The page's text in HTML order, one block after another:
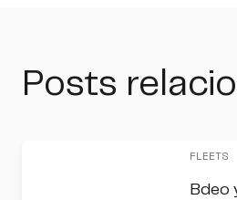
Posts
FLEETS
Bdeo